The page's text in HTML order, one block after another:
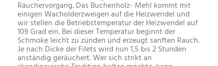
Räuchervorgang. Das Buchenholz- Mehl kommt mit
einigen Wacholderzweigen auf die Heizwendel und
wir stellen die Betriebstemperatur der Heizwendel auf
109 Grad ein. Bei dieser Temperatur beginnt der
Schmoke leicht zu zünden und erzeugt sanften Rauch.
Je nach Dicke der Filets wird nun 1,5 bis 2 Stunden
anständig geräuchert. Wer sich strikt an